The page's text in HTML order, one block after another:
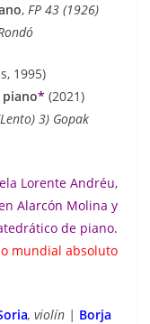
, FP 43 (1926)
1995)
* (2021)
3) Gopak
Lorente Andréu,
Alarcón Molina y
de piano.
mundial absoluto
, violín | Borja